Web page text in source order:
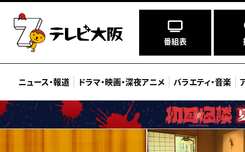
番組表
ニュース・報道 ドラマ・映画・深夜アニメ バラエティ・音楽